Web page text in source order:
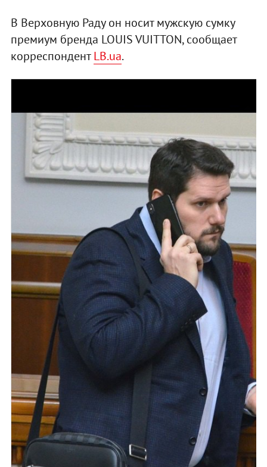
В Верховную Раду он носит мужскую сумку
премиум бренда LOUIS VUITTON, сообщает
корреспондентLB.ua.